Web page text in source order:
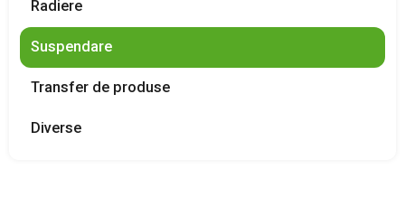
Radiere
Suspendare
Transfer de produse
Diverse